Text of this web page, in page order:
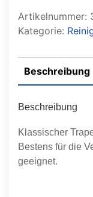
Artikelnummer:
Kategorie:
Beschreibung
Beschreibung
Klassischer
Bestens für die
geeignet.